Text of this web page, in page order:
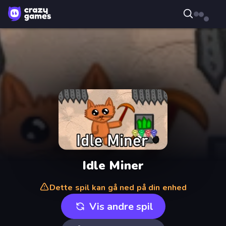
Idle Miner
Dette spil kan gå ned på din enhed
Vis andre spil